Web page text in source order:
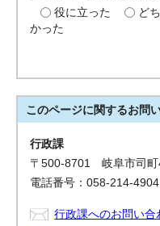
役に立った
ど
かった
このページに関するお問
行政課
〒500-8701 岐阜市司
電話番号：058-214-4904
行政課へのお問い